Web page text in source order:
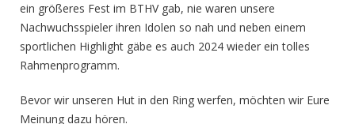
ein größeres Fest im BTHV gab, nie waren unsere
Nachwuchsspieler ihren Idolen so nah und neben einem
sportlichen Highlight gäbe es auch 2024 wieder ein tolles
Rahmenprogramm.
Bevor wir unseren Hut in den Ring werfen, möchten wir Eure
Meinung dazu hören.